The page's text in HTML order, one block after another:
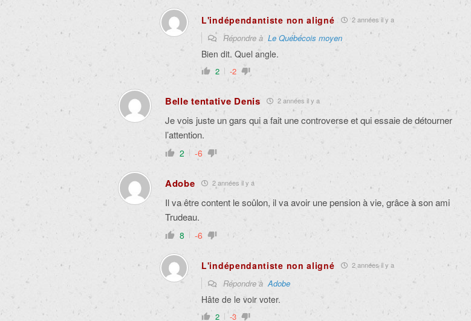
L'indépendantiste non aligné 2 années il y a
Répondre à Le Québécois moyen
Bien dit. Quel angle.
2 -2
Belle tentative Denis 2 années il y a
Je vois juste un gars qui a fait une controverse et qui essaie de détourner
l’attention.
2 -6
Adobe 2 années il y a
Il va être content le soûlon, il va avoir une pension à vie, grâce à son ami
Trudeau.
8 -6
L'indépendantiste non aligné 2 années il y a
Répondre à Adobe
Hâte de le voir voter.
2 -3